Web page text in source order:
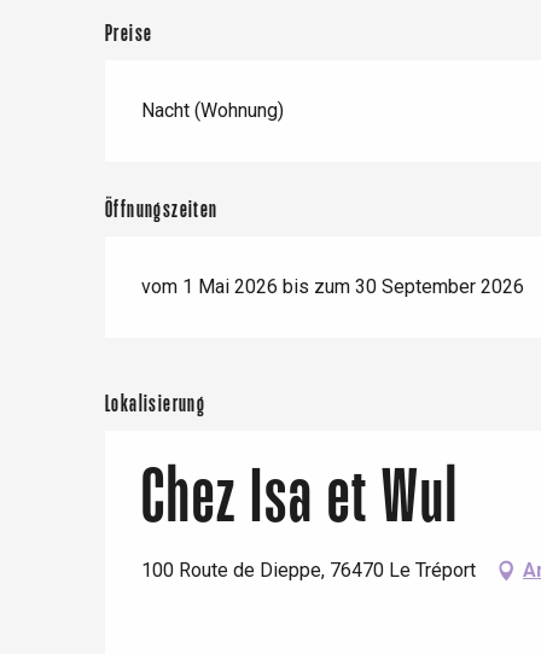
Preise
Nacht (Wohnung)
Öffnungszeiten
vom 1 Mai 2026 bis zum 30 September 2026
Lokalisierung
Chez Isa et Wul
100 Route de Dieppe, 76470 Le Tréport